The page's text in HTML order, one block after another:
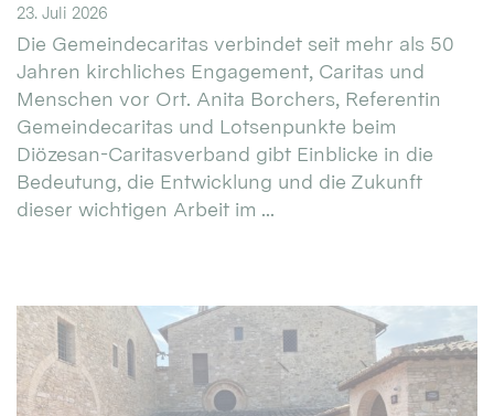
23. Juli 2026
Die Gemeindecaritas verbindet seit mehr als 50
Jahren kirchliches Engagement, Caritas und
Menschen vor Ort. Anita Borchers, Referentin
Gemeindecaritas und Lotsenpunkte beim
Diözesan-Caritasverband gibt Einblicke in die
Bedeutung, die Entwicklung und die Zukunft
dieser wichtigen Arbeit im ...